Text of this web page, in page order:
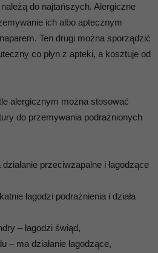
do najtańszych. Alergiczne
ich albo aptecznym
Ten drugi można sporządzić
co płyn z apteki, a kosztuje od
alergicznym można stosować
do przemywania podrażnionych
przeciwzapalne i łagodzące
łagodzi podrażnienia i działa
– łagodzi świąd,
– ma działanie łagodzące,